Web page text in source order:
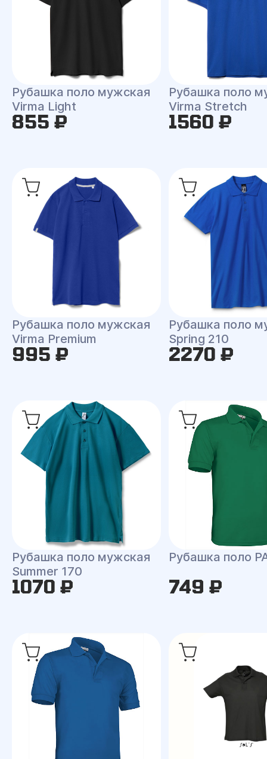
Рубашка поло мужская
Virma Light
855 ₽
Рубашка поло
Virma Stretch
1560 ₽
Рубашка поло мужская
Virma Premium
995 ₽
Рубашка поло
Spring 210
2270 ₽
Рубашка поло мужская
Summer 170
1070 ₽
Рубашка поло
749 ₽